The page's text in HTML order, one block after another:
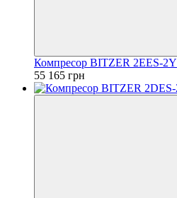
Компресор BITZER 2EES-2Y
55 165 грн